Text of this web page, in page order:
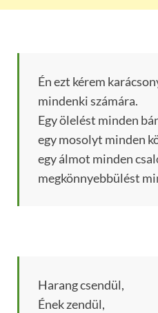
Én ezt kérem
mindenki számára.
Egy ölelést minden
egy mosolyt minden
egy álmot minden
megkönnyebbülést
Harang csendül,
Ének zendül,